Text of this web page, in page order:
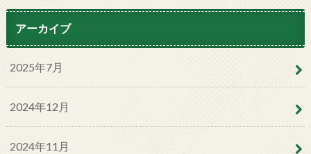
アーカイブ
2025年7月
2024年12月
2024年11月